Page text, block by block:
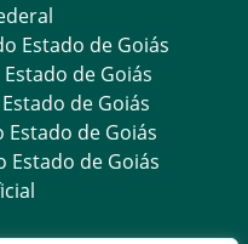
Estado de Goiás
de Goiás
de Goiás
de Goiás
Estado de Goiás